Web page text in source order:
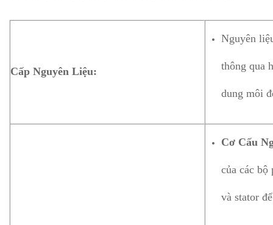
Cấp Nguyên Liệu:
Nguyên
thông qua
dung môi
Cơ Cấu
của các
và stator